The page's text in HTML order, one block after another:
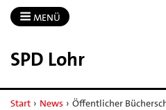
MENÜ
SPD Lohr
Start › News › Öffentlicher